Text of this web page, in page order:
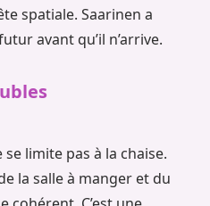
spatiale. Saarinen a
avant qu’il n’arrive.
limite pas à la chaise.
la salle à manger et du